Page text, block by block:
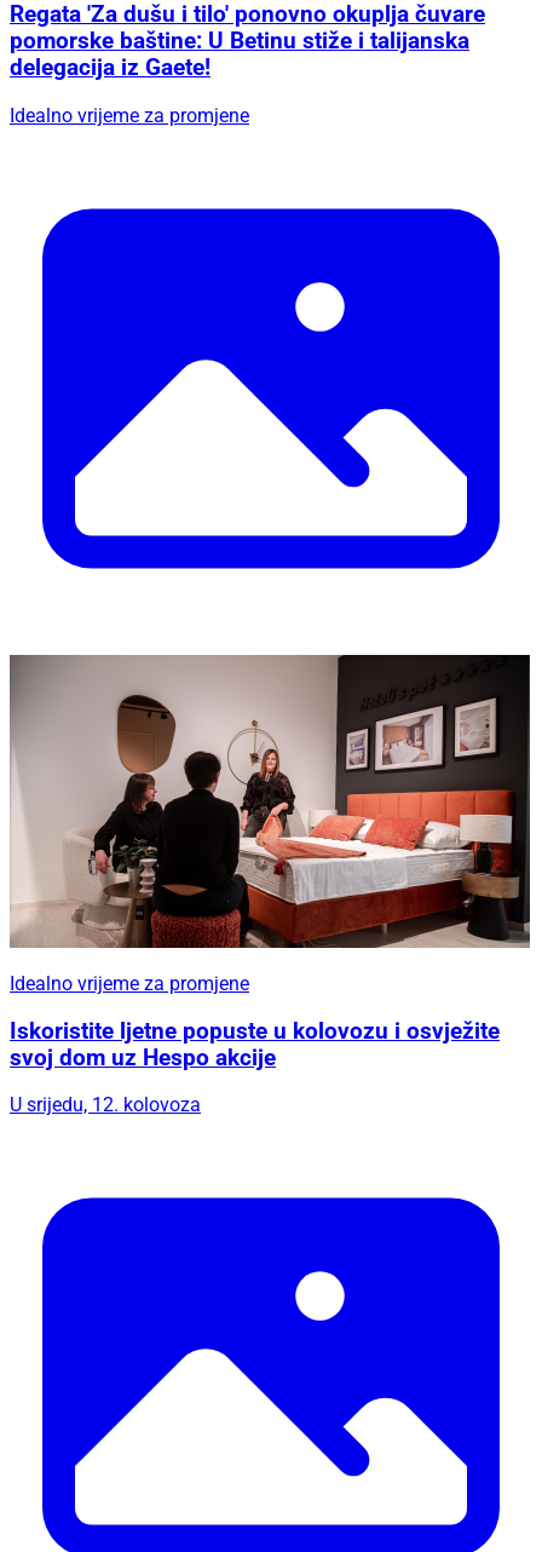
Regata 'Za dušu i tilo' ponovno okuplja čuvare
pomorske baštine: U Betinu stiže i talijanska
delegacija iz Gaete!
Idealno vrijeme za promjene
Idealno vrijeme za promjene
Iskoristite ljetne popuste u kolovozu i osvježite
svoj dom uz Hespo akcije
U srijedu, 12. kolovoza